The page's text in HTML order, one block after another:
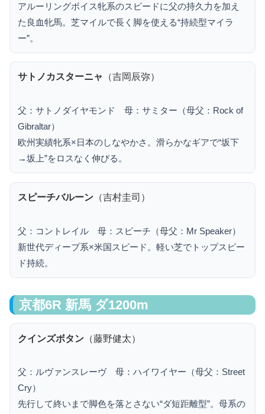
アルーリングボイス牝系のスピードに父の持久力を加え
た良血牝馬。芝マイルで長く脚を使える“持続型マイラ
ー”。
サトノカスターニャ （吉岡辰弥）
父：サトノダイヤモンド 母：サミター（母父：Rock of
Gibraltar）
欧州実績牝系×日本のしなやかさ。滑らかなギアで“坂下
→坂上”をロスなく伸びる。
スピーチバルーン（吉村圭司）
父：コントレイル 母：スピーチ（母父：Mr Speaker）
新世代ディープ系×米国スピード。軽い芝でトップスピー
ド持続。
京都6R 新馬 ダ1200m
クインズボタン（藤野健太）
父：ルヴァンスレーヴ 母：ハイワイヤー（母父：Street
Cry）
先行して終いまで脚色を落とさない“ダ短距離型”。母系の